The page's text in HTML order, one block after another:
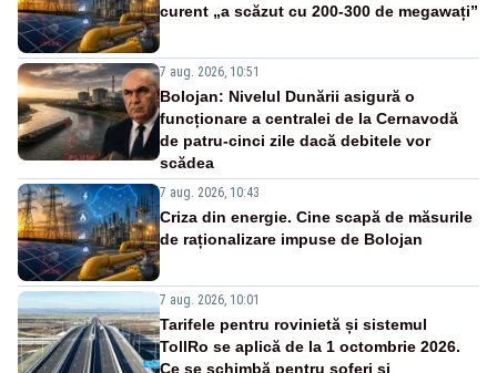
curent „a scăzut cu 200-300 de megawați”
7 aug. 2026, 10:51
Bolojan: Nivelul Dunării asigură o
funcționare a centralei de la Cernavodă
de patru-cinci zile dacă debitele vor
scădea
7 aug. 2026, 10:43
Criza din energie. Cine scapă de măsurile
de raționalizare impuse de Bolojan
7 aug. 2026, 10:01
Tarifele pentru rovinietă și sistemul
TollRo se aplică de la 1 octombrie 2026.
Ce se schimbă pentru șoferi și